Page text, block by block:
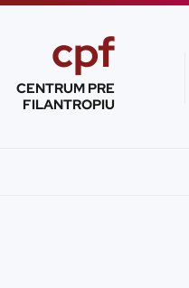
cpf
CENTRUM PRE
FILANTROPIU